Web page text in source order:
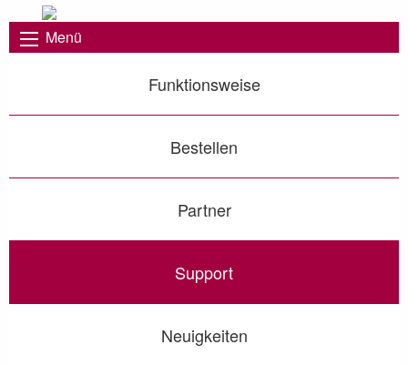
Menü
Funktionsweise
Bestellen
Partner
Support
Neuigkeiten